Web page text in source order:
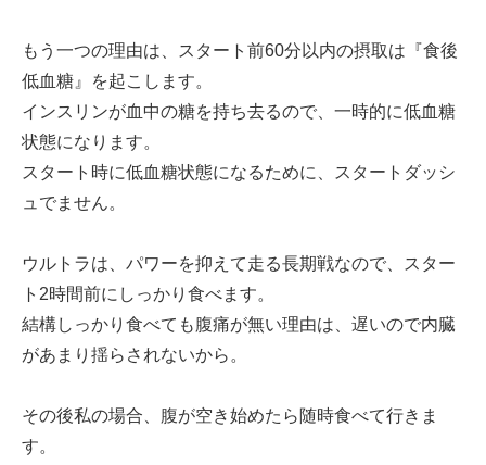
もう一つの理由は、スタート前60分以内の摂取は『食後
低血糖』を起こします。
インスリンが血中の糖を持ち去るので、一時的に低血糖
状態になります。
スタート時に低血糖状態になるために、スタートダッシ
ュでません。
ウルトラは、パワーを抑えて走る長期戦なので、スター
ト2時間前にしっかり食べます。
結構しっかり食べても腹痛が無い理由は、遅いので内臓
があまり揺らされないから。
その後私の場合、腹が空き始めたら随時食べて行きま
す。